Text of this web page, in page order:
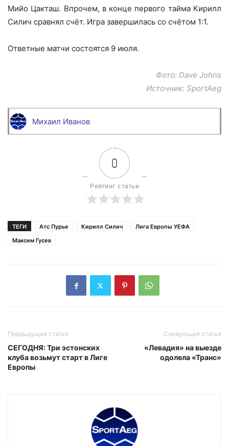
Мийо Цакташ. Впрочем, в конце первого тайма Кирилл
Силич сравнял счёт. Игра завершилась со счётом 1:1.
Ответные матчи состоятся 9 июля.
Фото: Dave Johns
Источник: SportAeg
Михаил Иванов
0
Рейтинг статьи
ТЕГИ Атс Пурье Кирилл Силич
Лига Европы УЕФА
Максим Гусев
Предыдущая статья
СЕГОДНЯ: Три эстонских
клуба возьмут старт в Лиге
Европы
Следующая статья
«Левадия» на выезде
одолела «Транс»